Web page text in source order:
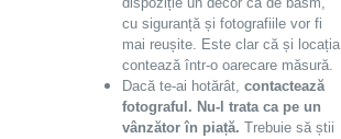
cu siguranță și fotografiile vor fi
mai reușite. Este clar că și locația
contează într-o oarecare măsură.
Dacă te-ai hotărât, contactează
fotograful. Nu-l trata ca pe un
vânzător în piață. Trebuie să știi